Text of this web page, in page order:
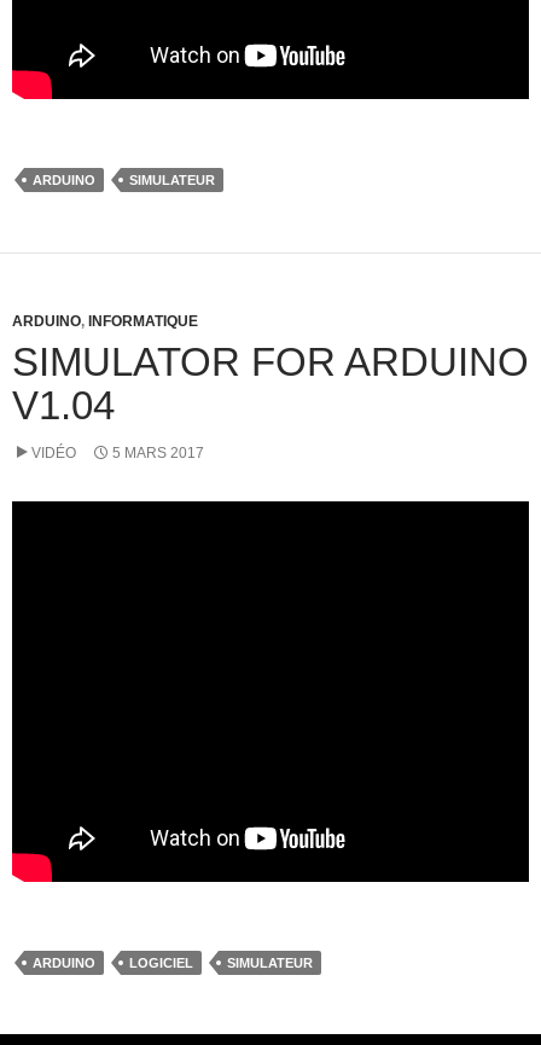
ARDUINO SIMULATEUR
ARDUINO, INFORMATIQUE
SIMULATOR FOR ARDUINO
V1.04
VIDÉO 5 MARS 2017
ARDUINO LOGICIEL SIMULATEUR